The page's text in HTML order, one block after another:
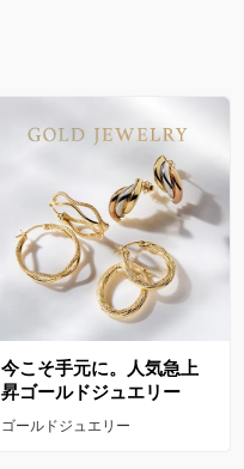
今こそ手元に。人気急上
昇ゴールドジュエリー
ゴールドジュエリー